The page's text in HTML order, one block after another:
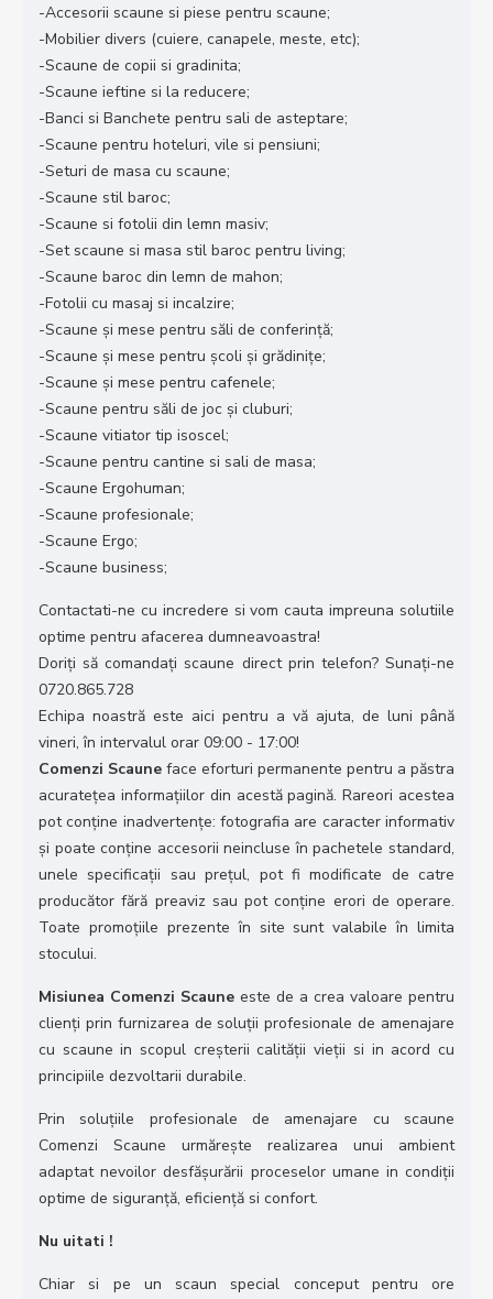
-Accesorii scaune si piese pentru scaune;
-Mobilier divers (cuiere, canapele, meste, etc);
-Scaune de copii si gradinita;
-Scaune ieftine si la reducere;
-Banci si Banchete pentru sali de asteptare;
-Scaune pentru hoteluri, vile si pensiuni;
-Seturi de masa cu scaune;
-Scaune stil baroc;
-Scaune si fotolii din lemn masiv;
-Set scaune si masa stil baroc pentru living;
-Scaune baroc din lemn de mahon;
-Fotolii cu masaj si incalzire;
-Scaune și mese pentru săli de conferinţă;
-Scaune și mese pentru școli și grădinițe;
-Scaune și mese pentru cafenele;
-Scaune pentru săli de joc și cluburi;
-Scaune vitiator tip isoscel;
-Scaune pentru cantine si sali de masa;
-Scaune Ergohuman;
-Scaune profesionale;
-Scaune Ergo;
-Scaune business;
Contactati-ne cu incredere si vom cauta impreuna solutiile
optime pentru afacerea dumneavoastra!
Doriţi să comandaţi scaune direct prin telefon? Sunaţi-ne
0720.865.728
Echipa noastră este aici pentru a vă ajuta, de luni până
vineri, în intervalul orar 09:00 - 17:00!
Comenzi Scaune face eforturi permanente pentru a păstra
acurateţea informaţiilor din acestă pagină. Rareori acestea
pot conţine inadvertenţe: fotografia are caracter informativ
şi poate conţine accesorii neincluse în pachetele standard,
unele specificaţii sau preţul, pot fi modificate de catre
producător fără preaviz sau pot conţine erori de operare.
Toate promoţiile prezente în site sunt valabile în limita
stocului.
Misiunea Comenzi Scaune este de a crea valoare pentru
clienţi prin furnizarea de soluţii profesionale de amenajare
cu scaune in scopul creşterii calităţii vieţii si in acord cu
principiile dezvoltarii durabile.
Prin soluţiile profesionale de amenajare cu scaune
Comenzi Scaune urmăreşte realizarea unui ambient
adaptat nevoilor desfăşurării proceselor umane in condiţii
optime de siguranţă, eficienţă si confort.
Nu uitati !
Chiar si pe un scaun special conceput pentru ore